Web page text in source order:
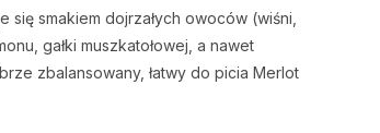
smakiem dojrzałych owoców (wiśni,
gałki muszkatołowej, a nawet
zbalansowany, łatwy do picia Merlot